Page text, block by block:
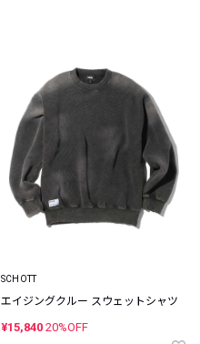
SCHOTT
エイジングクルー スウェットシャツ
¥15,840 20%OFF